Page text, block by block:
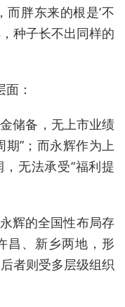
胖东来的根是‘不
种子长不出同样的
：
储备，无上市业绩
期”；而永辉作为上
无法承受“福利提
辉的全国性布局存
昌、新乡两地，形
者则受多层级组织